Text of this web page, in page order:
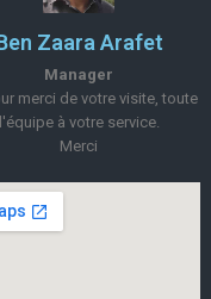
Zaara Arafet
Manager
merci de votre visite, toute
l'équipe à votre service.
Merci